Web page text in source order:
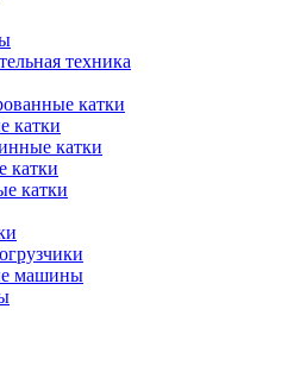
техника
катки
катки
катки
катки
катки
машины